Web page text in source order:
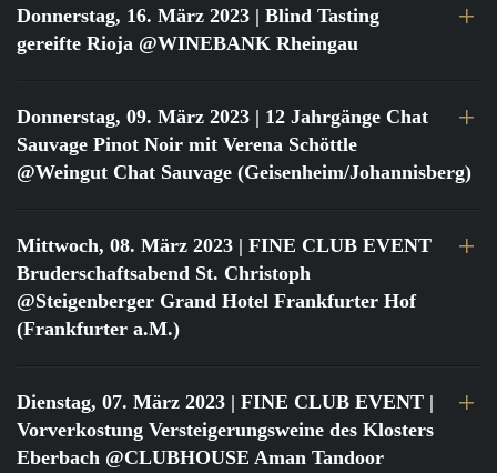
Donnerstag, 16. März 2023 | Blind Tasting
gereifte Rioja @WINEBANK Rheingau
Donnerstag, 09. März 2023 | 12 Jahrgänge Chat
Sauvage Pinot Noir mit Verena Schöttle
@Weingut Chat Sauvage (Geisenheim/Johannisberg)
Mittwoch, 08. März 2023 | FINE CLUB EVENT
Bruderschaftsabend St. Christoph
@Steigenberger Grand Hotel Frankfurter Hof
(Frankfurter a.M.)
Dienstag, 07. März 2023 | FINE CLUB EVENT |
Vorverkostung Versteigerungsweine des Klosters
Eberbach @CLUBHOUSE Aman Tandoor